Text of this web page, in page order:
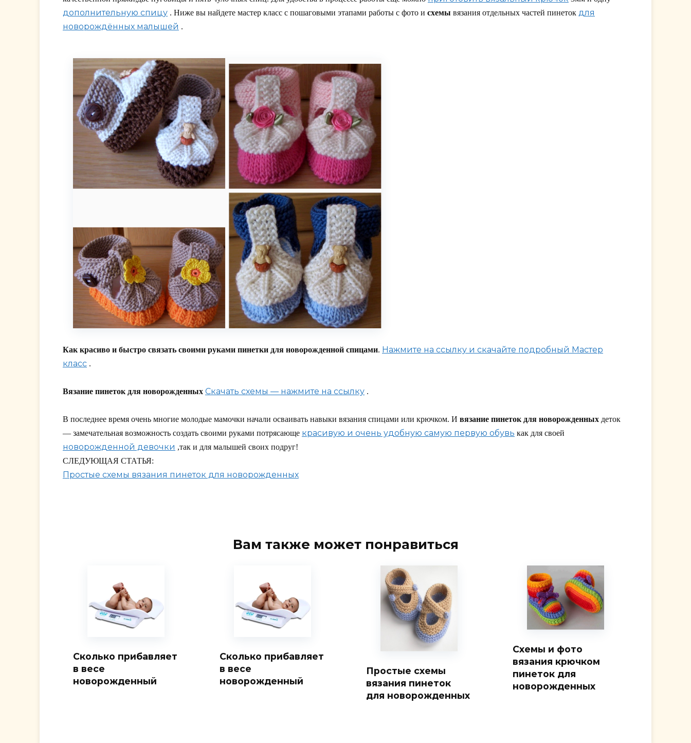
дополнительную спицу . Ниже вы найдете мастер класс с пошаговыми этапами работы с фото и схемы вязания отдельных частей пинеток для
новорождённых малышей .
Как красиво и быстро связать своими руками пинетки для новорожденной спицами. Нажмите на ссылку и скачайте подробный Мастер
класс .
Вязание пинеток для новорожденных Скачать схемы — нажмите на ссылку .
В последнее время очень многие молодые мамочки начали осваивать навыки вязания спицами или крючком. И вязание пинеток для новорожденных деток
— замечательная возможность создать своими руками потрясающе красивую и очень удобную самую первую обувь как для своей
новорожденной девочки ,так и для малышей своих подруг!
СЛЕДУЮЩАЯ СТАТЬЯ:
Простые схемы вязания пинеток для новорожденных
Вам также может понравиться
Сколько прибавляет
в весе
новорожденный
Сколько прибавляет
в весе
новорожденный
Простые схемы
вязания пинеток
для новорожденных
Схемы и фото
вязания крючком
пинеток для
новорожденных